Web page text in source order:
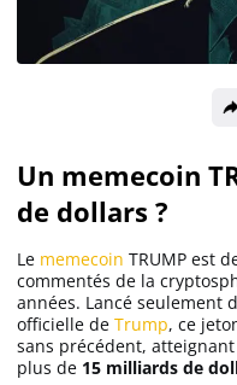
Bitcoin (BTC)
Solana (SOL)
Ripple (XRP)
Dogecoin
Binance Coin
Un memecoin
de dollars ?
Le memecoin TRUMP est
commentés de la
années. Lancé seulement
officielle de Trump, ce
sans précédent,
plus de 15 milliards de